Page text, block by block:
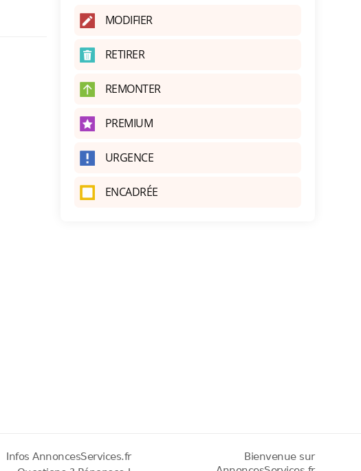
MODIFIER
RETIRER
REMONTER
PREMIUM
URGENCE
ENCADRÉE
Infos AnnoncesServices.fr
Bienvenue sur